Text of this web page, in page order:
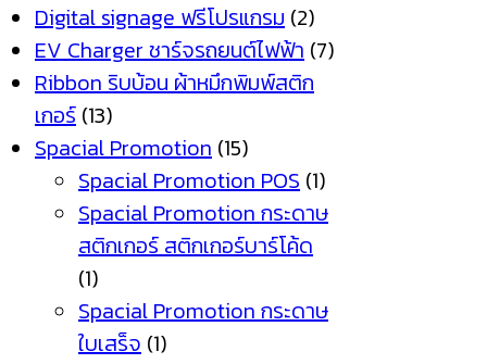
Digital signage ฟรีโปรแกรม (2)
EV Charger ชาร์จรถยนต์ไฟฟ้า (7)
Ribbon ริบบ้อน ผ้าหมึกพิมพ์สติก
เกอร์ (13)
Spacial Promotion (15)
Spacial Promotion POS (1)
Spacial Promotion กระดาษ
สติกเกอร์ สติกเกอร์บาร์โค้ด
(1)
Spacial Promotion กระดาษ
ใบเสร็จ (1)